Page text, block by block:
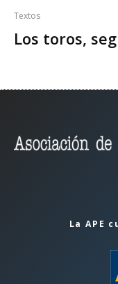
Textos
Los toros,
La APE